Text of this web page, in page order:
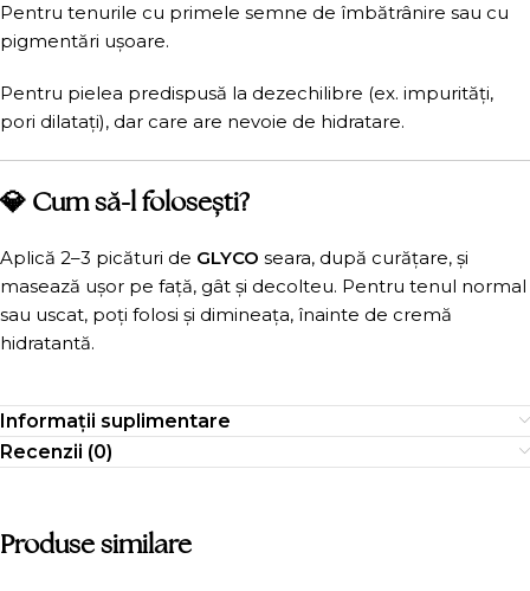
Pentru tenurile cu primele semne de îmbătrânire sau cu
pigmentări ușoare.
Pentru pielea predispusă la dezechilibre (ex. impurități,
pori dilatați), dar care are nevoie de hidratare.
💎 Cum să-l folosești?
Aplică 2–3 picături de GLYCO seara, după curățare, și
masează ușor pe față, gât și decolteu. Pentru tenul normal
sau uscat, poți folosi și dimineața, înainte de cremă
hidratantă.
Informații suplimentare
Recenzii (0)
Produse similare